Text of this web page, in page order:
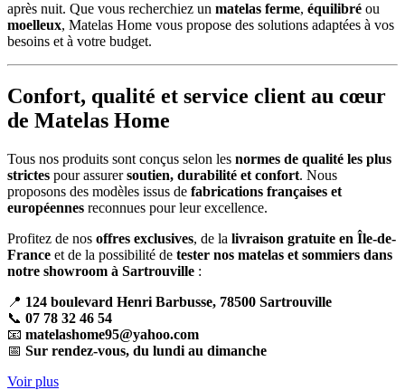
après nuit. Que vous recherchiez un matelas ferme, équilibré ou
moelleux, Matelas Home vous propose des solutions adaptées à vos
besoins et à votre budget.
Confort, qualité et service client au cœur
de Matelas Home
Tous nos produits sont conçus selon les normes de qualité les plus
strictes pour assurersoutien, durabilité et confort. Nous
proposons des modèles issus de fabrications françaises et
européennes reconnues pour leur excellence.
Profitez de nos offres exclusives, de la livraison gratuite en Île-de-
France et de la possibilité de tester nos matelas et sommiers dans
notre showroom à Sartrouville :
📍 124 boulevard Henri Barbusse, 78500 Sartrouville
📞 07 78 32 46 54
📧 matelashome95@yahoo.com
📅 Sur rendez-vous, du lundi au dimanche
Voir plus